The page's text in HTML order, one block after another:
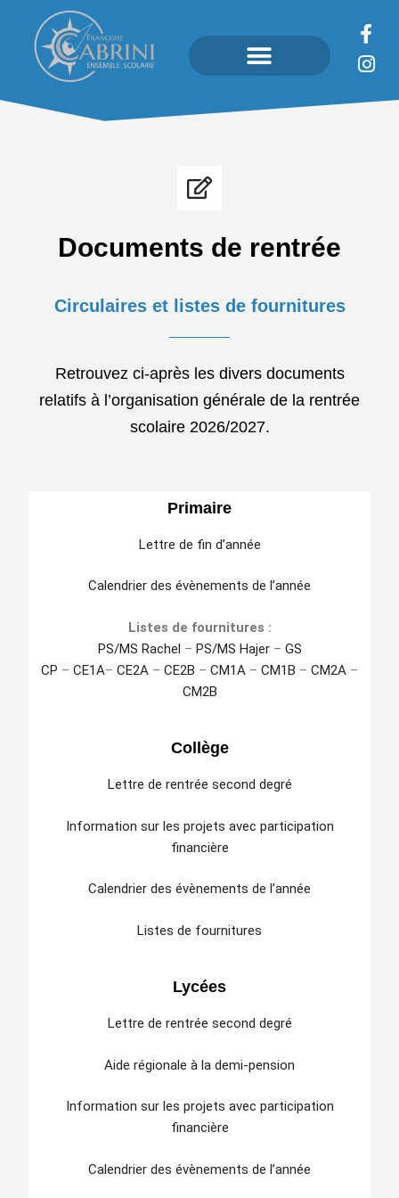
Documents de rentrée
Circulaires et listes de fournitures
Retrouvez ci-après les divers documents
relatifs à l’organisation générale de la rentrée
scolaire 2026/2027.
Primaire
Lettre de fin d’année
Calendrier des évènements de l’année
Listes de fournitures :
PS/MS Rachel – PS/MS Hajer– GS
CP – CE1A– CE2A – CE2B – CM1A – CM1B – CM2A –
CM2B
Collège
Lettre de rentrée second degré
Information sur les projets avec participation
financière
Calendrier des évènements de l’année
Listes de fournitures
Lycées
Lettre de rentrée second degré
Aide régionale à la demi-pension
Information sur les projets avec participation
financière
Calendrier des évènements de l’année